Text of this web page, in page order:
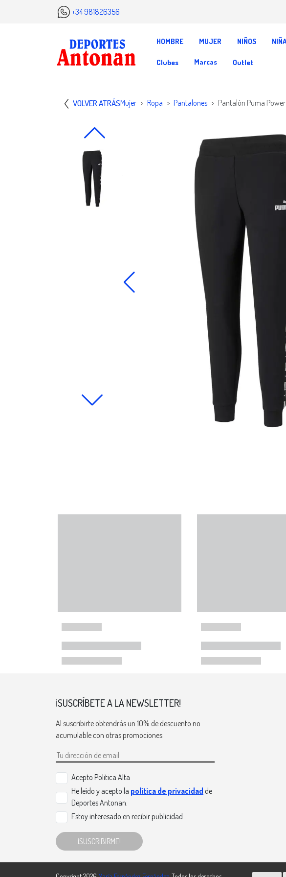
+34 981826356
HOMBRE MUJER NIÑOS
Clubes Marcas Outlet
VOLVER ATRÁSMujer Ropa Pantalones Pantalón Puma
¡SUSCRÍBETE A LA NEWSLETTER!
Al suscribirte obtendrás un 10% de descuento no
acumulable con otras promociones
Acepto Politica Alta
He leído y acepto la política de privacidad de
Deportes Antonan.
Estoy interesado en recibir publicidad.
¡SUSCRIBIRME!